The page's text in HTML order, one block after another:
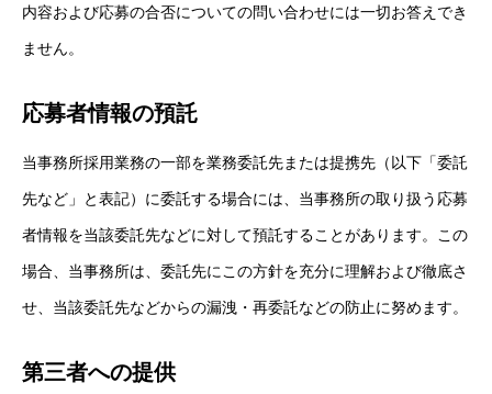
内容および応募の合否についての問い合わせには一切お答えでき
ません。
応募者情報の預託
当事務所採用業務の一部を業務委託先または提携先（以下「委託
先など」と表記）に委託する場合には、当事務所の取り扱う応募
者情報を当該委託先などに対して預託することがあります。この
場合、当事務所は、委託先にこの方針を充分に理解および徹底さ
せ、当該委託先などからの漏洩・再委託などの防止に努めます。
第三者への提供